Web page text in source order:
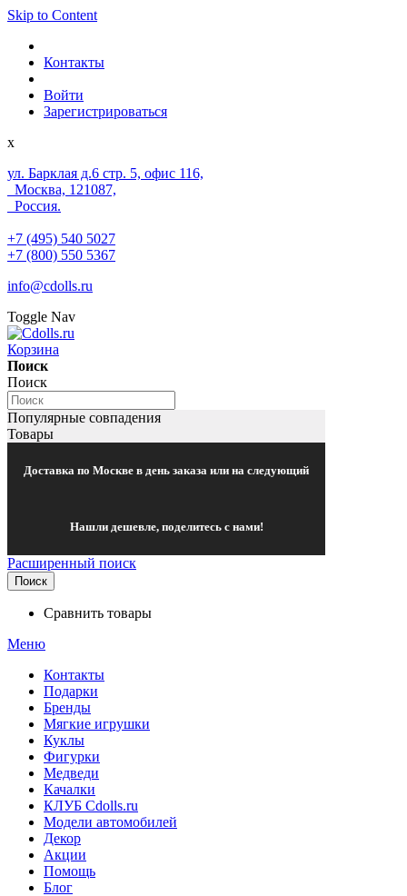
Skip to Content
Контакты
Войти
Зарегистрироваться
x
ул. Барклая д.6 стр. 5, офис 116,
Москва, 121087,
Россия.
+7 (495) 540 5027
+7 (800) 550 5367
info@cdolls.ru
Toggle Nav
Корзина
Поиск
Поиск
Популярные совпадения
Товары
Доставка по Москве в день заказа или на следующий
Нашли дешевле, поделитесь с нами!
Расширенный поиск
Поиск
Сравнить товары
Меню
Контакты
Подарки
Бренды
Мягкие игрушки
Куклы
Фигурки
Медведи
Качалки
КЛУБ Cdolls.ru
Модели автомобилей
Декор
Акции
Помощь
Блог